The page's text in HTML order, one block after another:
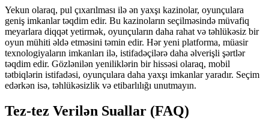
Yekun olaraq, pul çıxarılması ilə ən yaxşı kazinolar, oyunçulara
geniş imkanlar təqdim edir. Bu kazinoların seçilməsində müvafiq
meyarlara diqqət yetirmək, oyunçuların daha rahat və təhlükəsiz bir
oyun mühiti əldə etməsini təmin edir. Hər yeni platforma, müasir
texnologiyaların imkanları ilə, istifadəçilərə daha əlverişli şərtlər
təqdim edir. Gözlənilən yeniliklərin bir hissəsi olaraq, mobil
tətbiqlərin istifadəsi, oyunçulara daha yaxşı imkanlar yaradır. Seçim
edərkən isə, təhlükəsizlik və etibarlılığı unutmayın.
Tez-tez Verilən Suallar (FAQ)